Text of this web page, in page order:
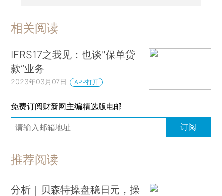
相关阅读
IFRS17之我见：也谈"保单贷
款”业务
2023年03月07日 APP打开
免费订阅财新网主编精选版电邮
订阅
推荐阅读
分析｜贝森特操盘稳日元，操